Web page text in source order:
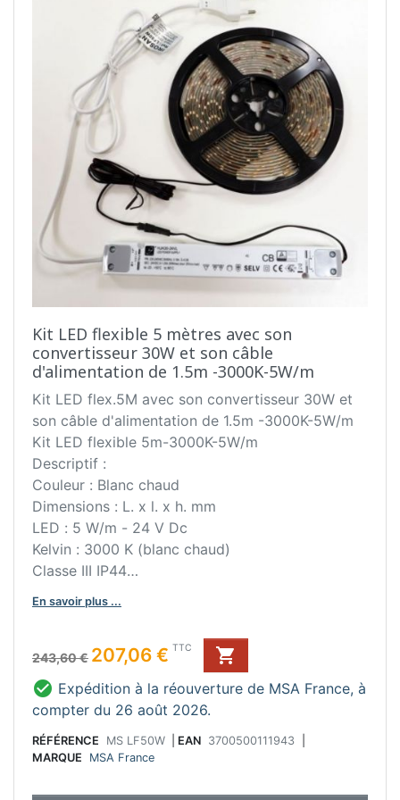
Kit LED flexible 5 mètres avec son
convertisseur 30W et son câble
d'alimentation de 1.5m -3000K-5W/m
Kit LED flex.5M avec son convertisseur 30W et
son câble d'alimentation de 1.5m -3000K-5W/m
Kit LED flexible 5m-3000K-5W/m
Descriptif :
Couleur : Blanc chaud
Dimensions : L. x l. x h. mm
LED : 5 W/m - 24 V Dc
Kelvin : 3000 K (blanc chaud)
Classe III IP44
Fixation par double face en applique, sur le plan
de travail, socle ou crédence.
Câble d'alimentation de la led: 1,5 m (avec 1 fiche
de connexion)
Bon à savoir :
Kit complet : Convertisseur IP44 30 W, câble
d'alimentation de 1 m. partie coupée n'est pas
réutilisable).
Lampe non remplaçable
En savoir plus ...
Prix de base
243,60 €
Prix 207,06 € TTC

 Expédition à la réouverture de MSA France, à
compter du 26 août 2026.
RÉFÉRENCE MS LF50W EAN 3700500111943
MARQUE
MSA France